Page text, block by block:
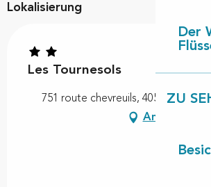
Der
ZU
Lokalisierung
Les Tournesols
751 route chevreuils, 40550 Saint-
Anfahrt